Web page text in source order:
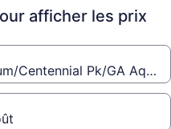
afficher les prix
Centennial Pk/GA